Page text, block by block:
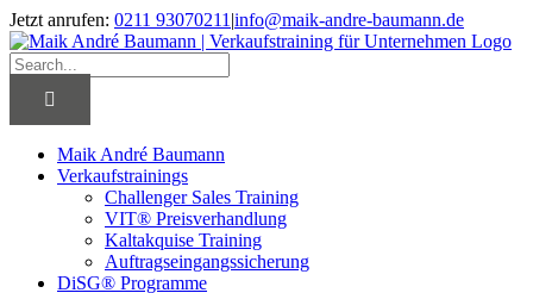
Skip
to
content
Jetzt anrufen: 0211 93070211 |info@maik-andre-baumann.de
Facebook
Twitter
LinkedIn
Xing
Search
Maik André Baumann
Verkaufstrainings
Challenger Sales Training
VIT® Preisverhandlung
Kaltakquise Training
Auftragseingangssicherung
DiSG® Programme